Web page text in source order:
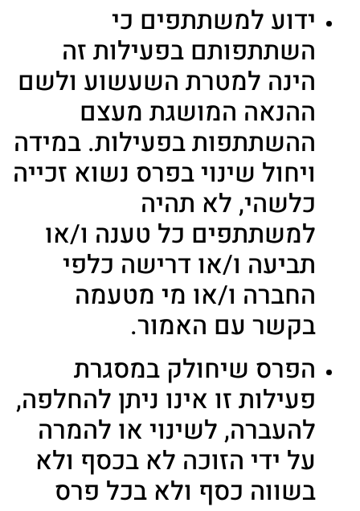
ידוע למשתתפים כי
השתתפותם בפעילות זה
הינה למטרת השעשוע ולשם
ההנאה המושגת מעצם
ההשתתפות בפעילות. במידה
ויחול שינוי בפרס נשוא זכייה
כלשהי, לא תהיה
למשתתפים כל טענה ו/או
תביעה ו/או דרישה כלפי
החברה ו/או מי מטעמה
בקשר עם האמור.
הפרס שיחולק במסגרת
פעילות זו אינו ניתן להחלפה,
להעברה, לשינוי או להמרה
על ידי הזוכה לא בכסף ולא
בשווה כסף ולא בכל פרס